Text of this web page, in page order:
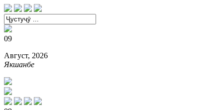
09
Август, 2026
Якшанбе